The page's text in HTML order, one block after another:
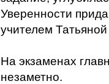
Уверенности
учителем
На экзаменах
незаметно.